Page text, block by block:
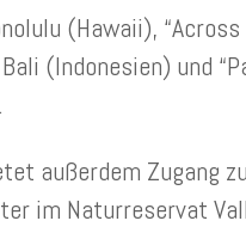
(Hawaii),
(Indonesien) und
außerdem Zugang
im Naturreservat